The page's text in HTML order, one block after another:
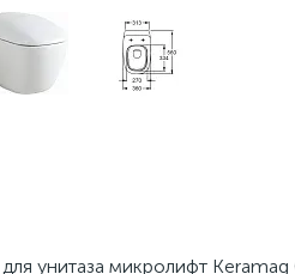
унитаза микролифт